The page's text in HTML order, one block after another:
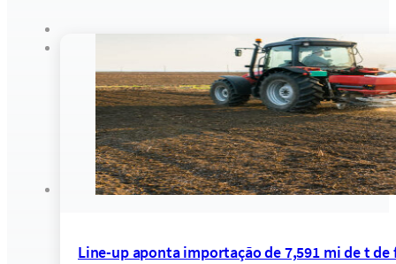
Line-up aponta importação de 7,591 mi de t